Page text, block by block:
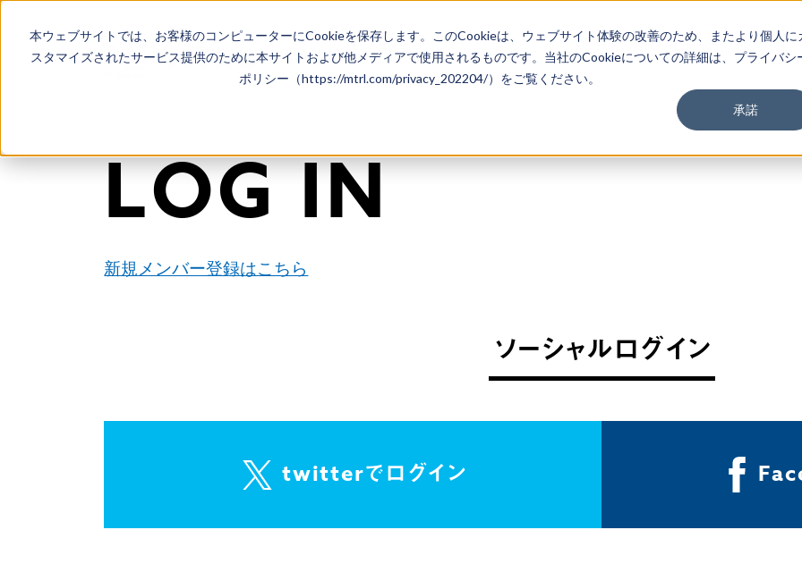
本ウェブサイトでは、お客様のコンピューターにCookieを保存します。このCookieは、ウェブサイト体験の改善のため、またより個人に
スタマイズされたサービス提供のために本サイトおよび他メディアで使用されるものです。当社のCookieについての詳細は、プライバシ
ポリシー（https://mtrl.com/privacy_202204/）をご覧ください。
承諾
LOG IN
新規メンバー登録はこちら
ソーシャルログイン
twitterでログイン